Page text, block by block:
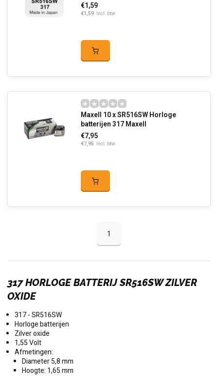
€1,59
€1,59 Incl. btw
Maxell 10 x SR516SW Horloge
batterijen 317 Maxell
€7,95
€7,95 Incl. btw
1
317 HORLOGE BATTERIJ SR516SW ZILVER
OXIDE
317 - SR516SW
Horloge batterijen
Zilver oxide
1,55 Volt
Afmetingen:
Diameter 5,8 mm
Hoogte: 1,65 mm